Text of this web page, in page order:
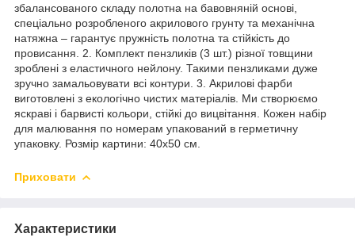
збалансованого складу полотна на бавовняній основі,
спеціально розробленого акрилового грунту та механічна
натяжна – гарантує пружність полотна та стійкість до
провисання. 2. Комплект пензликів (3 шт.) різної товщини
зроблені з еластичного нейлону. Такими пензликами дуже
зручно замальовувати всі контури. 3. Акрилові фарби
виготовлені з екологічно чистих матеріалів. Ми створюємо
яскраві і барвисті кольори, стійкі до вицвітання. Кожен набір
для малювання по номерам упакований в герметичну
упаковку. Розмір картини: 40х50 см.
Приховати
Характеристики